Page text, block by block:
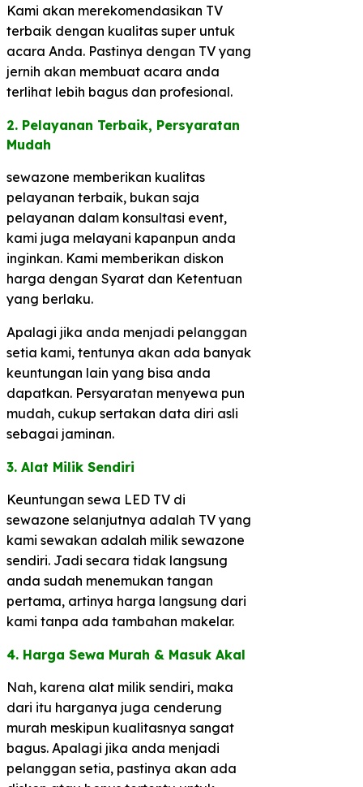
Kami akan merekomendasikan TV
terbaik dengan kualitas super untuk
acara Anda. Pastinya dengan TV yang
jernih akan membuat acara anda
terlihat lebih bagus dan profesional.
2. Pelayanan Terbaik, Persyaratan
Mudah​
sewazone memberikan kualitas
pelayanan terbaik, bukan saja
pelayanan dalam konsultasi event,
kami juga melayani kapanpun anda
inginkan. Kami memberikan diskon
harga dengan Syarat dan Ketentuan
yang berlaku.
Apalagi jika anda menjadi pelanggan
setia kami, tentunya akan ada banyak
keuntungan lain yang bisa anda
dapatkan. Persyaratan menyewa pun
mudah, cukup sertakan data diri asli
sebagai jaminan.
3. Alat Milik Sendiri​
Keuntungan sewa LED TV di
sewazone selanjutnya adalah TV yang
kami sewakan adalah milik sewazone
sendiri. Jadi secara tidak langsung
anda sudah menemukan tangan
pertama, artinya harga langsung dari
kami tanpa ada tambahan makelar.
​4. Harga Sewa Murah & Masuk Akal​
Nah, karena alat milik sendiri, maka
dari itu harganya juga cenderung
murah meskipun kualitasnya sangat
bagus. Apalagi jika anda menjadi
pelanggan setia, pastinya akan ada